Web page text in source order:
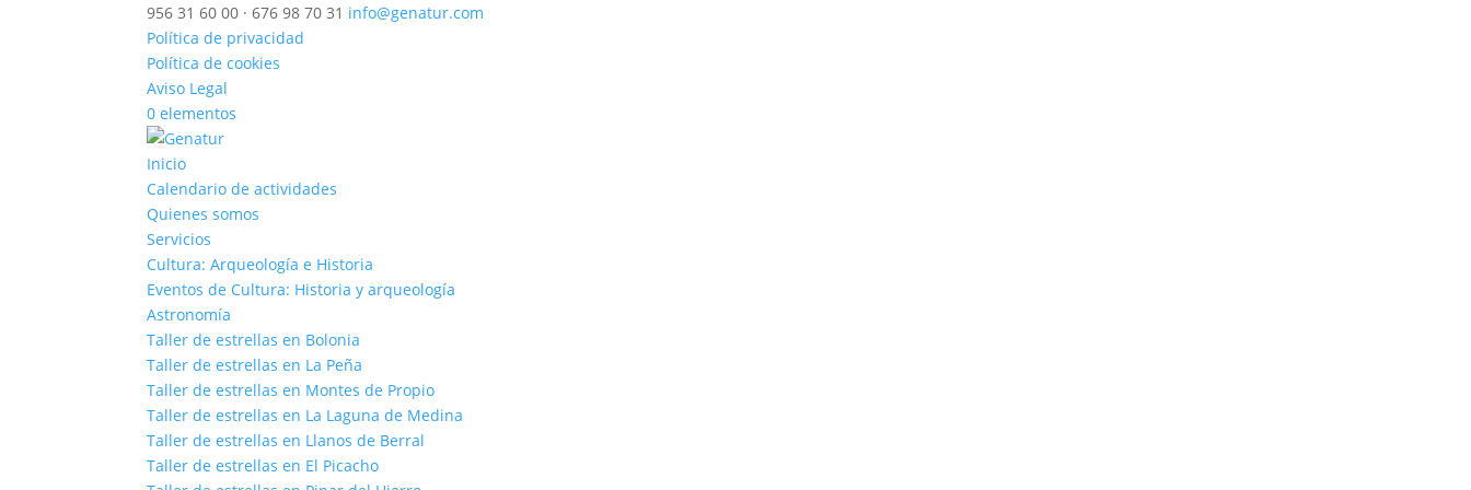
956 31 60 00 · 676 98 70 31 info@genatur.com
Política de privacidad
Política de cookies
Aviso Legal
0 elementos
Inicio
Calendario de actividades
Quienes somos
Servicios
Cultura: Arqueología e Historia
Eventos de Cultura: Historia y arqueología
Astronomía
Taller de estrellas en Bolonia
Taller de estrellas en La Peña
Taller de estrellas en Montes de Propio
Taller de estrellas en La Laguna de Medina
Taller de estrellas en Llanos de Berral
Taller de estrellas en El Picacho